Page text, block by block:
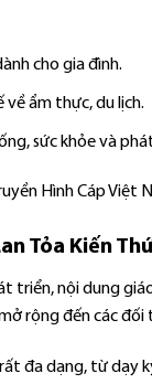
cho gia đình.
ẩm thực, du lịch.
sức khỏe và
Tỏa Kiến
triển, nội dung
rộng đến các
đa dạng, từ dạy